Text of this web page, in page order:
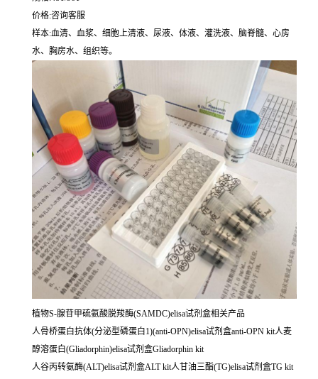
价格:咨询客服
样本:血清、血浆、细胞上清液、尿液、体液、灌洗液、脑脊髓、心房
水、胸房水、组织等。
植物S-腺苷甲硫氨酸脱羧酶(SAMDC)elisa试剂盒相关产品
人骨桥蛋白抗体(分泌型磷蛋白1)(anti-OPN)elisa试剂盒anti-OPN kit人麦
醇溶蛋白(Gliadorphin)elisa试剂盒Gliadorphin kit
人谷丙转氨酶(ALT)elisa试剂盒ALT kit人甘油三酯(TG)elisa试剂盒TG kit